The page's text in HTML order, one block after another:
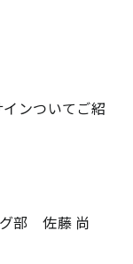
ンついてご紹
部 佐藤 尚